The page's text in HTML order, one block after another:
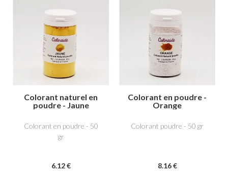
Colorant naturel en
poudre - Jaune
Colorant en poudre - 50
gr
6.12 €
Colorant en poudre -
Orange
Colorant poudre - 50 gr
8.16 €